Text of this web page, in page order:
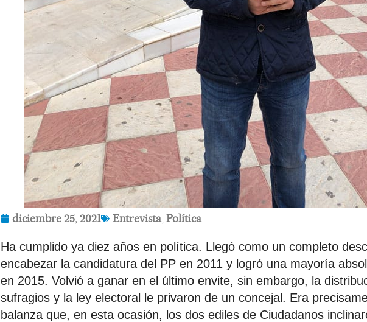
diciembre 25, 2021 Entrevista ,Política
Ha cumplido ya diez años en política. Llegó como un completo
encabezar la candidatura del PP en 2011 y logró una mayoría
en 2015. Volvió a ganar en el último envite, sin embargo, la
sufragios y la ley electoral le privaron de un concejal. Era
balanza que, en esta ocasión, los dos ediles de Ciudadanos